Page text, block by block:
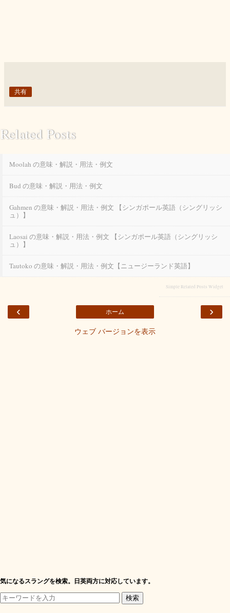
共有
Related Posts
Moolah の意味・解説・用法・例文
Bud の意味・解説・用法・例文
Gahmen の意味・解説・用法・例文 【シンガポール英語（シングリッシ
ュ）】
Laosai の意味・解説・用法・例文 【シンガポール英語（シングリッシ
ュ）】
Tautoko の意味・解説・用法・例文【ニュージーランド英語】
Simple Related Posts Widget
‹ ›
ホーム
ウェブ バージョンを表示
気になるスラングを検索。日英両方に対応しています。